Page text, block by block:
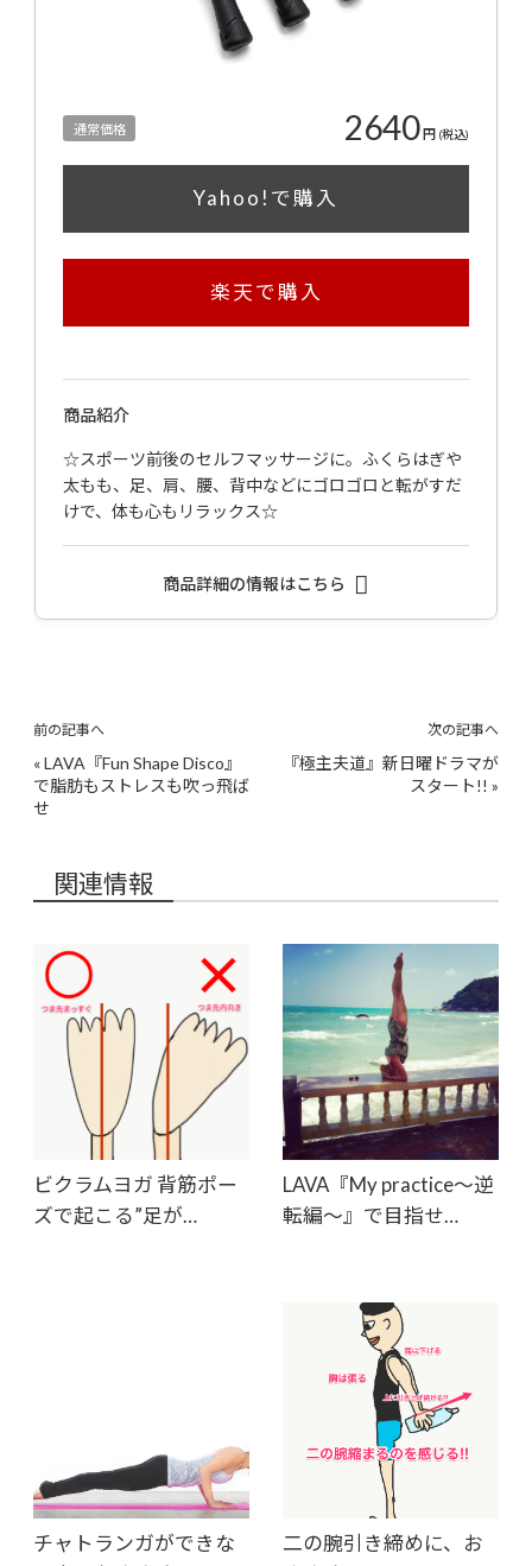
通常価格 2640円 (税込)
Yahoo!で購入
楽天で購入
商品紹介
☆スポーツ前後のセルフマッサージに。ふくらはぎや
太もも、足、肩、腰、背中などにゴロゴロと転がすだ
けで、体も心もリラックス☆
商品詳細の情報はこちら
前の記事へ
«LAVA『Fun Shape Disco』
で脂肪もストレスも吹っ飛ば
せ
次の記事へ
『極主夫道』新日曜ドラマが
スタート!! »
関連情報
ビクラムヨガ 背筋ポー
ズで起こる”足が…
LAVA『My practice〜逆
転編〜』で目指せ…
チャトランガができな
二の腕引き締めに、お